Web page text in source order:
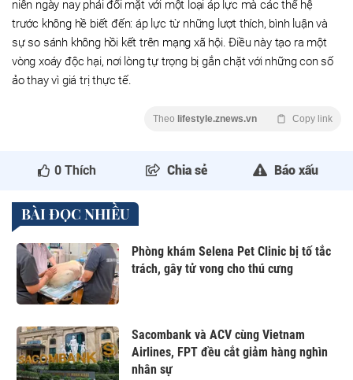
niên ngày nay phải đối mặt với một loại áp lực mà các thế hệ
trước không hề biết đến: áp lực từ những lượt thích, bình luận và
sự so sánh không hồi kết trên mạng xã hội. Điều này tạo ra một
vòng xoáy độc hại, nơi lòng tự trọng bị gắn chặt với những con số
ảo thay vì giá trị thực tế.
Theo lifestyle.znews.vn Copy link
0 Thích Chia sẻ Báo xấu
BÀI ĐỌC NHIỀU
Phòng khám Selena Pet Clinic bị tố tắc
trách, gây tử vong cho thú cưng
Sacombank và ACV cùng Vietnam
Airlines, FPT đều cắt giảm hàng nghìn
nhân sự